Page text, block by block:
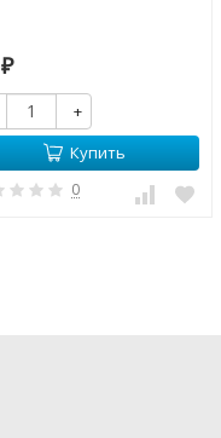
₽
+
Купить
0